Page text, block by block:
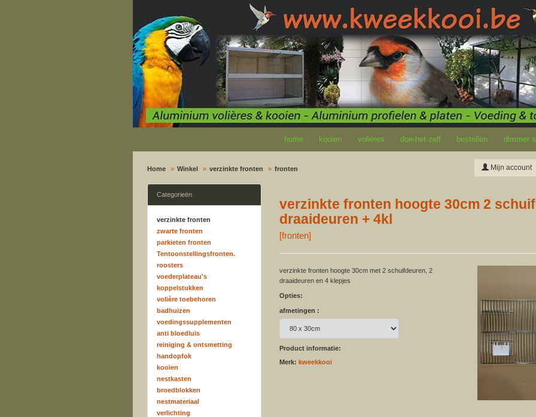
home kooien volières doe-het-zelf bestellen dimmer
Home Winkel verzinkte fronten fronten Mijn account
verzinkte fronten hoogte 30cm 2
draaideuren + 4kl
[fronten]
verzinkte fronten hoogte 30cm met 2 schuifdeuren, 2
draaideuren en 4 klepjes
Opties:
afmetingen :
Product informatie:
Merk: kweekkooi
Categorieën
verzinkte fronten
zwarte fronten
parkieten fronten
Tentoonstellingsfronten.
roosters
voederplateau's
koppelstukken
volière toebehoren
badhuizen
voedingssupplementen
anti bloedluis
reiniging & ontsmetting
handopfok
kooien
nestkasten
broedblokken
nestmateriaal
verlichting